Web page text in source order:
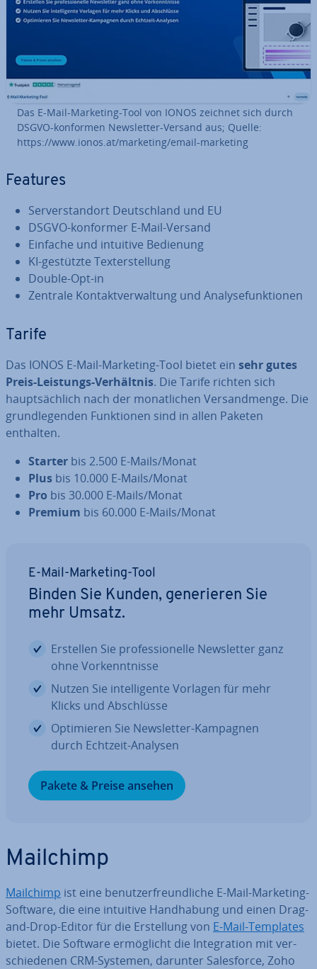
Das E-Mail-Marketing-Tool von IONOS zeichnet sich durch
DSGVO-konformen News­let­ter-Versand aus; Quelle:
https://www.ionos.at/marketing/email-marketing
Features
Ser­ver­stand­ort Deutsch­land und EU
DSGVO-konformer E-Mail-Versand
Einfache und intuitive Bedienung
KI-gestützte Tex­terstel­lung
Double-Opt-in
Zentrale Kon­takt­ver­wal­tung und Ana­ly­se­funk­tio­nen
Tarife
Das IONOS E-Mail-Marketing-Tool bietet ein sehr gutes
Preis-Leistungs-Ver­hält­nis. Die Tarife richten sich
haupt­säch­lich nach der mo­nat­li­chen Ver­sand­men­ge. Die
grund­le­gen­den Funk­tio­nen sind in allen Paketen
enthalten.
Starter bis 2.500 E-Mails/Monat
Plus bis 10.000 E-Mails/Monat
Pro bis 30.000 E-Mails/Monat
Premium bis 60.000 E-Mails/Monat
E-Mail-Marketing-Tool
Binden Sie Kunden, ge­ne­rie­ren Sie
mehr Umsatz.
Erstellen Sie pro­fes­sio­nel­le News­let­ter ganz
ohne Vor­kennt­nis­se
Nutzen Sie in­tel­li­gen­te Vorlagen für mehr
Klicks und Ab­schlüs­se
Op­ti­mie­ren Sie News­let­ter-Kampagnen
durch Echtzeit-Analysen
Pakete & Preise ansehen
Mailchimp
Mailchimp ist eine be­nut­zer­freund­li­che E-Mail-Marketing-
Software, die eine intuitive Hand­ha­bung und einen Drag-
and-Drop-Editor für die Er­stel­lung von E-Mail-Templates
bietet. Die Software er­mög­licht die In­te­gra­ti­on mit ver­
schie­de­nen CRM-Systemen, darunter Sa­les­force, Zoho